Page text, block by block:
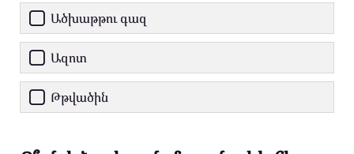
Ածխաթթու գազ
Ազոտ
Թթվածին